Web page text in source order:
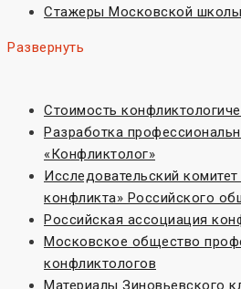
Стажеры Московской школы
Развернуть
Стоимость
Разработка
«Конфликтолог»
Исследовательский
конфликта» Российского
Российская ассоциация
Московское общество
конфликтологов
Материалы Зиновьевского